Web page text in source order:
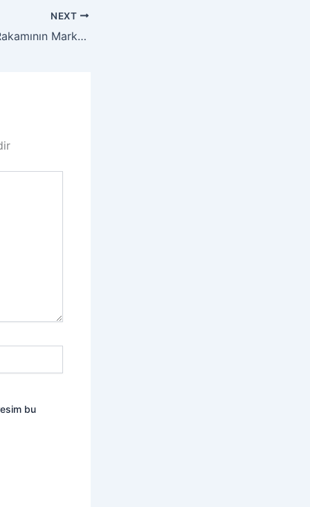
NEXT
Twitter Şahsiyet Rakamının Markalara Tesiri
bu